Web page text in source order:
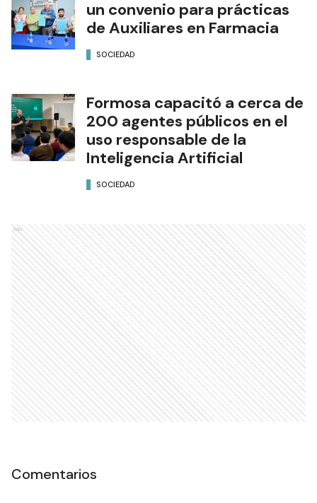
un convenio para prácticas
de Auxiliares en Farmacia
SOCIEDAD
Formosa capacitó a cerca de
200 agentes públicos en el
uso responsable de la
Inteligencia Artificial
SOCIEDAD
Ads
Comentarios